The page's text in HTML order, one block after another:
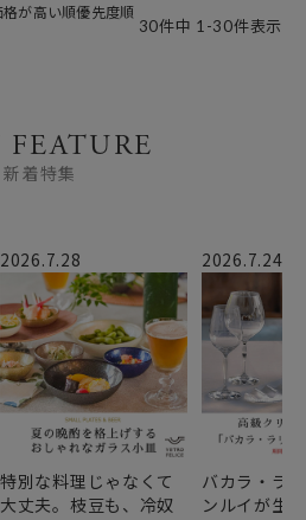
格が高い順優先度順
30件中 1 -30件表示
新着特集
2026.7.28
特別な料理じゃなくて
大丈夫。枝豆も、冷奴
2026.7.24
バカラ・ラ
ンルイが生